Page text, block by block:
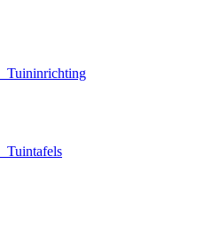
Tuininrichting
Tuintafels